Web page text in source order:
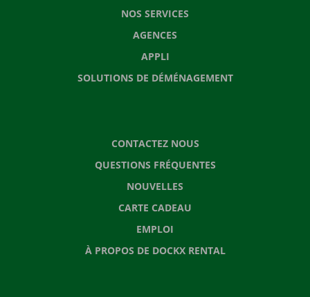
NOS SERVICES
AGENCES
APPLI
SOLUTIONS DE DÉMÉNAGEMENT
CONTACTEZ NOUS
QUESTIONS FRÉQUENTES
NOUVELLES
CARTE CADEAU
EMPLOI
À PROPOS DE DOCKX RENTAL